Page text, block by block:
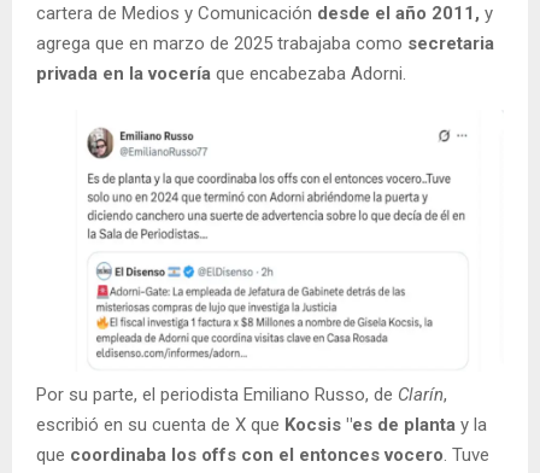
cartera de Medios y Comunicación desde el año 2011, y
agrega que en marzo de 2025 trabajaba como secretaria
privada en la vocería que encabezaba Adorni.
Por su parte, el periodista Emiliano Russo, de Clarín,
escribió en su cuenta de X que Kocsis "es de planta y la
que coordinaba los offs con el entonces vocero. Tuve